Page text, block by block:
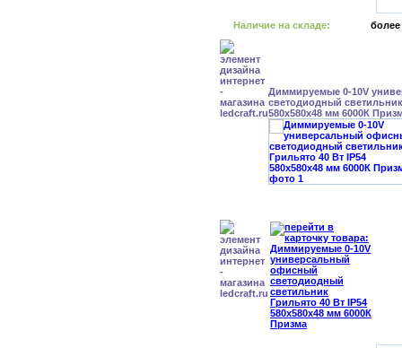
Наличие на складе: более
Диммируемые 0-10V
светодиодный
580x580x48 мм 6000К